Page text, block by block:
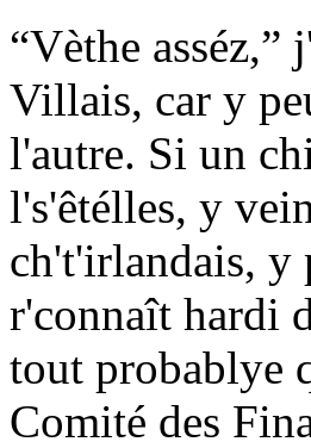
“Vèthe
Villais, car y
l'autre. Si un
l's'êtélles, y
ch't'irlandais, y
r'connaît hardi
tout probablye
Comité des